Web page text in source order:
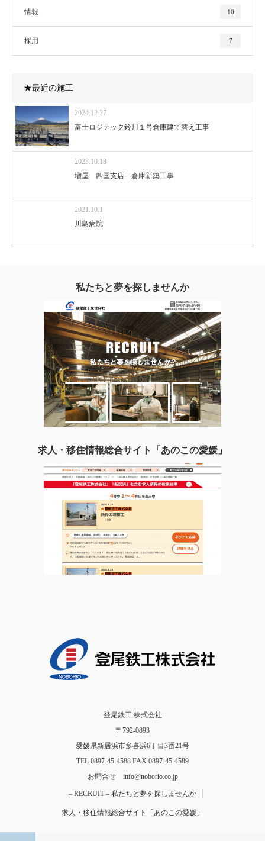
情報 10
採用 7
★最近の施工
2024.12.27
富士ロジテック鈴川１号倉庫建て替え工事
2023.10.18
増屋 四国支店 倉庫新築工事
2021.10.1
川島病院
私たちと夢を探しませんか
求人・移住情報総合サイト「あのこの愛媛」
登尾鉄工 株式会社
〒792-0893
愛媛県新居浜市多喜浜6丁目3番21号
TEL 0897-45-4588 FAX 0897-45-4589
お問合せ info@noborio.co.jp
– RECRUIT – 私たちと夢を探しませんか
求人・移住情報総合サイト「あのこの愛媛」